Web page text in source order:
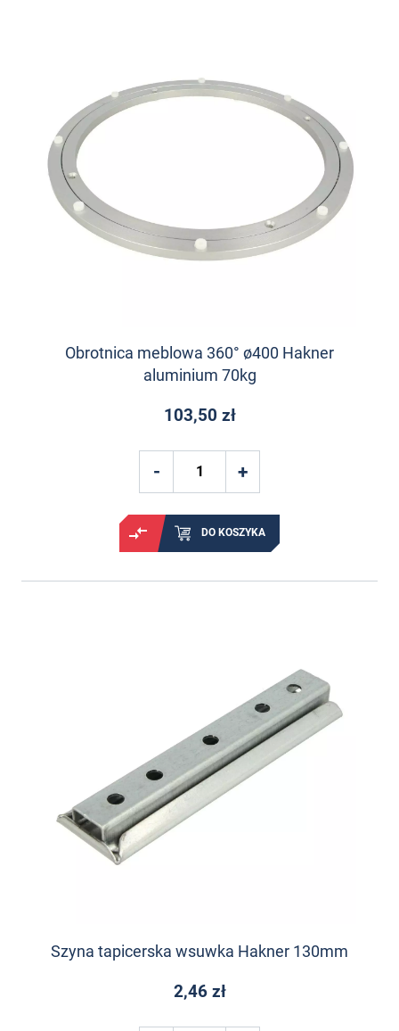
Obrotnica meblowa 360° ø400 Hakner
aluminium 70kg
103,50 zł
DO KOSZYKA
Szyna tapicerska wsuwka Hakner 130mm
2,46 zł